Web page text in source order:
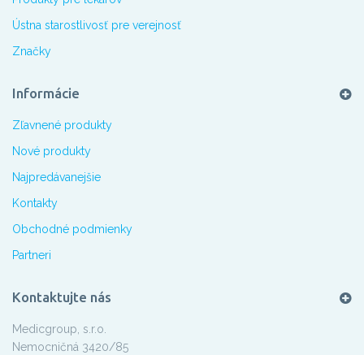
Ústna starostlivosť pre verejnosť
Značky
Informácie
Zľavnené produkty
Nové produkty
Najpredávanejšie
Kontakty
Obchodné podmienky
Partneri
Kontaktujte nás
Medicgroup, s.r.o.
Nemocničná 3420/85